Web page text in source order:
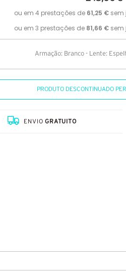
Armação: Branco - Lente:
PRODUTO DESCONTINUADO
ENVIOGRATUITO